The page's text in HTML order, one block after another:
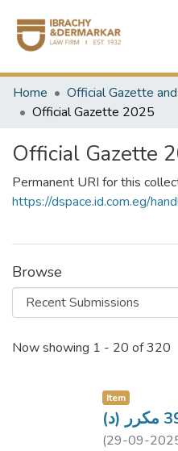
Communities & Collections
All of DSpace
Home
Official Gazette 2025
Official Gazette
Permanent URI for this
https://dspace.id.com.eg/
Browse
Recent Submissions
Now showing 1 - 20 of 320
Item
( 2025-09-